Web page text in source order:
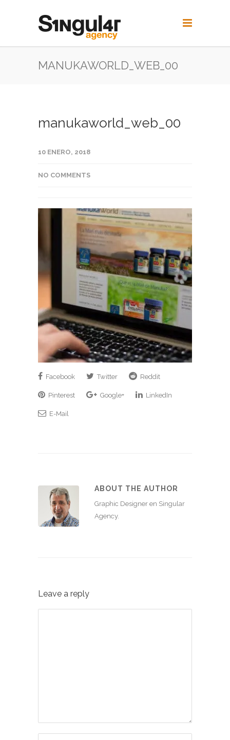
MANUKAWORLD_WEB_00
manukaworld_web_00
10 ENERO, 2018
NO COMMENTS
Facebook Twitter Reddit
Pinterest Google+ LinkedIn
E-Mail
ABOUT THE AUTHOR
Graphic Designer en Singular
Agency.
Leave a reply